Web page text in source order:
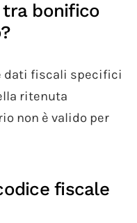
tra bonifico
dati fiscali specifici
ritenuta
non è valido per
fiscale